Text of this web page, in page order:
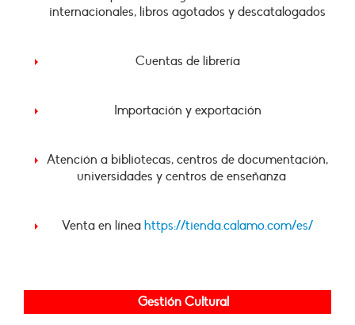
internacionales, libros agotados y descatalogados
Cuentas de librería
Importación y exportación
Atención a bibliotecas, centros de documentación,
universidades y centros de enseñanza
Venta en línea https://tienda.calamo.com/es/
Gestión Cultural